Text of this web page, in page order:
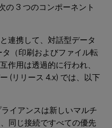
の 3 つのコンポーネント
連携して、対話型データ
（印刷およびファイル転
作用は透過的に行われ、
(リリース 4.x) では、以下
イアンスは新しいマルチ
同じ接続ですべての優先